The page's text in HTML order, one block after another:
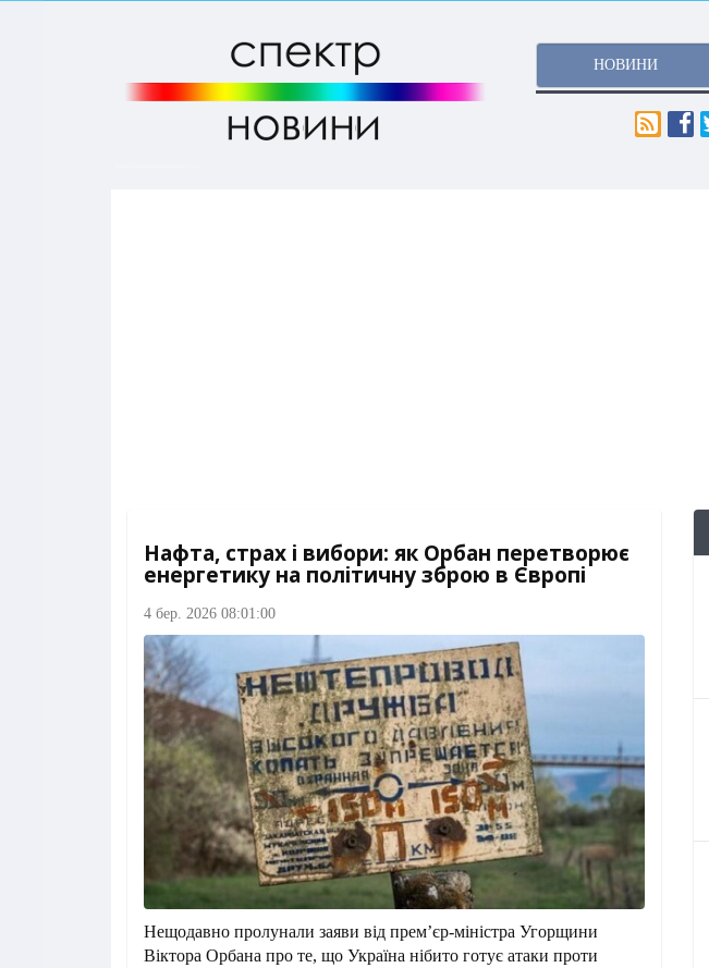
НОВИНИ
Нафта, страх і вибори: як Орбан перетворює
енергетику на політичну зброю в Європі
4 бер. 2026 08:01:00
Нещодавно пролунали заяви від прем’єр-міністра Угорщини
Віктора Орбана про те, що Україна нібито готує атаки проти